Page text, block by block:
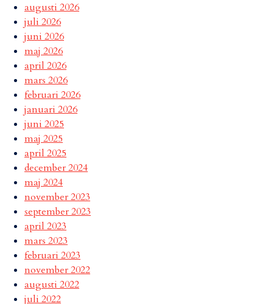
augusti 2026
juli 2026
juni 2026
maj 2026
april 2026
mars 2026
februari 2026
januari 2026
juni 2025
maj 2025
april 2025
december 2024
maj 2024
november 2023
september 2023
april 2023
mars 2023
februari 2023
november 2022
augusti 2022
juli 2022